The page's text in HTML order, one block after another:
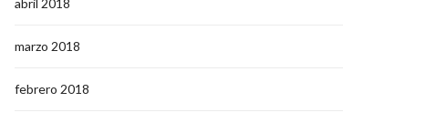
abril 2018
marzo 2018
febrero 2018